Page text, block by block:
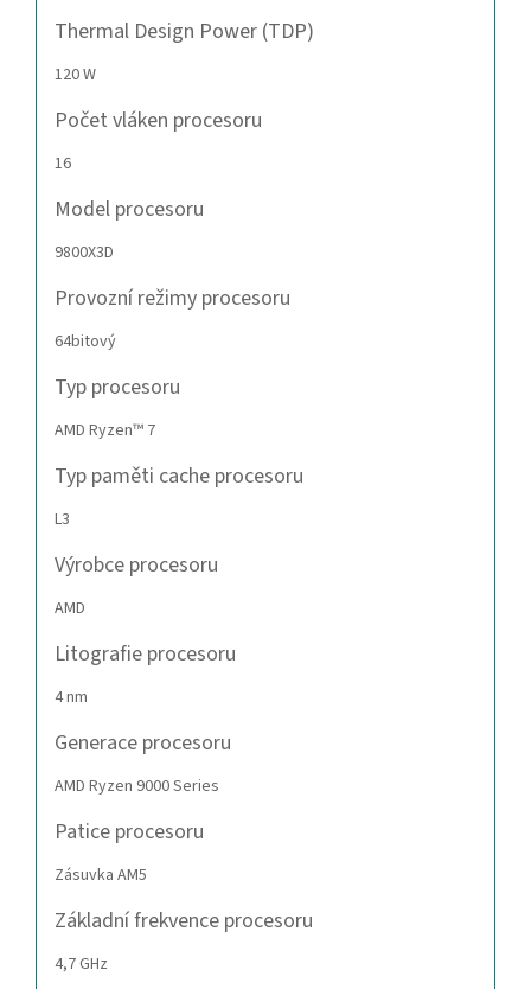
Thermal Design Power (TDP)
120 W
Počet vláken procesoru
16
Model procesoru
9800X3D
Provozní režimy procesoru
64bitový
Typ procesoru
AMD Ryzen™ 7
Typ paměti cache procesoru
L3
Výrobce procesoru
AMD
Litografie procesoru
4 nm
Generace procesoru
AMD Ryzen 9000 Series
Patice procesoru
Zásuvka AM5
Základní frekvence procesoru
4,7 GHz